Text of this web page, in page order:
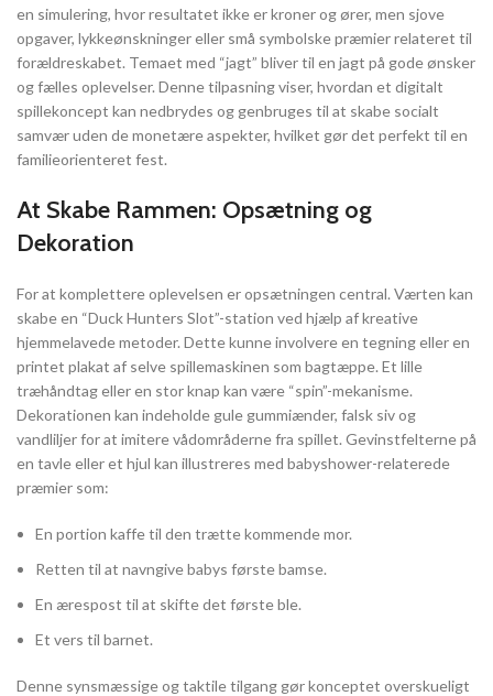
en simulering, hvor resultatet ikke er kroner og ører, men sjove
opgaver, lykkeønskninger eller små symbolske præmier relateret til
forældreskabet. Temaet med “jagt” bliver til en jagt på gode ønsker
og fælles oplevelser. Denne tilpasning viser, hvordan et digitalt
spillekoncept kan nedbrydes og genbruges til at skabe socialt
samvær uden de monetære aspekter, hvilket gør det perfekt til en
familieorienteret fest.
At Skabe Rammen: Opsætning og
Dekoration
For at komplettere oplevelsen er opsætningen central. Værten kan
skabe en “Duck Hunters Slot”-station ved hjælp af kreative
hjemmelavede metoder. Dette kunne involvere en tegning eller en
printet plakat af selve spillemaskinen som bagtæppe. Et lille
træhåndtag eller en stor knap kan være “spin”-mekanisme.
Dekorationen kan indeholde gule gummiænder, falsk siv og
vandliljer for at imitere vådområderne fra spillet. Gevinstfelterne på
en tavle eller et hjul kan illustreres med babyshower-relaterede
præmier som:
En portion kaffe til den trætte kommende mor.
Retten til at navngive babys første bamse.
En ærespost til at skifte det første ble.
Et vers til barnet.
Denne synsmæssige og taktile tilgang gør konceptet overskueligt